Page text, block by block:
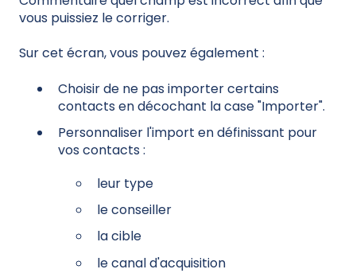
vous puissiez le corriger.
Sur cet écran, vous pouvez également :
Choisir de ne pas importer certains
contacts en décochant la case "Importer".
Personnaliser l'import en définissant pour
vos contacts :
leur type
le conseiller
la cible
le canal d'acquisition